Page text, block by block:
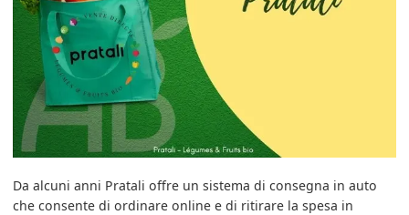
Da alcuni anni Pratali offre un sistema di consegna in auto
che consente di ordinare online e di ritirare la spesa in